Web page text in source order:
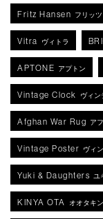
Fritz Hansen フリッ
Vitra ヴィトラ
APTONE アプトン
Vintage Clock ヴィン
Afghan War Rug ア
Vintage Poster ヴィ
Yuki & Daughters ユ
KINYA OTA オオタキ